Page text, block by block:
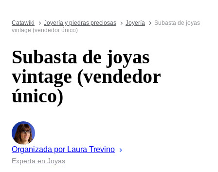
Catawiki Joyería y piedras preciosas Joyería
Subasta de joyas
vintage (vendedor único)
Subasta de joyas
vintage (vendedor
único)
Organizada por Laura Trevino
Experta en Joyas